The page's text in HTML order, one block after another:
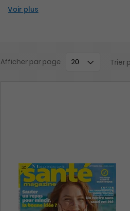
Voir plus
Afficher par page Trier